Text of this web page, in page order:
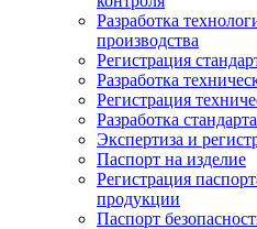
Разработка
производства
Регистрация
Разработка
Регистрация
Разработка
Экспертиза и
Паспорт на изделие
Регистрация
продукции
Паспорт